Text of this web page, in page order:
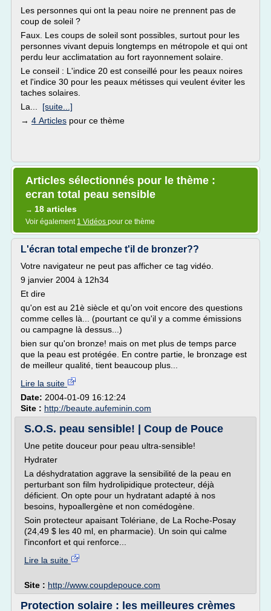
Les personnes qui ont la peau noire ne prennent pas de
coup de soleil ?
Faux. Les coups de soleil sont possibles, surtout pour les
personnes vivant depuis longtemps en métropole et qui ont
perdu leur acclimatation au fort rayonnement solaire.
Le conseil : L'indice 20 est conseillé pour les peaux noires
et l'indice 30 pour les peaux métisses qui veulent éviter les
taches solaires.
La... [suite...]
→ 4 Articles pour ce thème
Articles sélectionnés pour le thème :
ecran total peau sensible
→ 18 articles
Voir également 1 Vidéos pour ce thème
L'écran total empeche t'il de bronzer??
Votre navigateur ne peut pas afficher ce tag vidéo.
9 janvier 2004 à 12h34
Et dire
qu'on est au 21è siècle et qu'on voit encore des questions
comme celles là... (pourtant ce qu'il y a comme émissions
ou campagne là dessus...)
bien sur qu'on bronze! mais on met plus de temps parce
que la peau est protégée. En contre partie, le bronzage est
de meilleur qualité, tient beaucoup plus...
Lire la suite
Date: 2004-01-09 16:12:24
Site : http://beaute.aufeminin.com
S.O.S. peau sensible! | Coup de Pouce
Une petite douceur pour peau ultra-sensible!
Hydrater
La déshydratation aggrave la sensibilité de la peau en
perturbant son film hydrolipidique protecteur, déjà
déficient. On opte pour un hydratant adapté à nos
besoins, hypoallergène et non comédogène.
Soin protecteur apaisant Tolériane, de La Roche-Posay
(24,49 $ les 40 ml, en pharmacie). Un soin qui calme
l'inconfort et qui renforce...
Lire la suite
Site : http://www.coupdepouce.com
Protection solaire : les meilleures crèmes